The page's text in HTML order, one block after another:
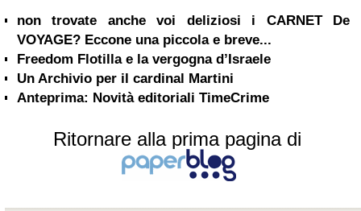
non trovate anche voi deliziosi i CARNET De
VOYAGE? Eccone una piccola e breve...
Freedom Flotilla e la vergogna d’Israele
Un Archivio per il cardinal Martini
Anteprima: Novità editoriali TimeCrime
Ritornare alla prima pagina di